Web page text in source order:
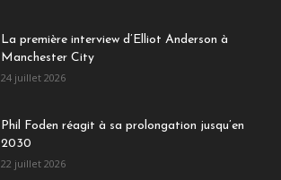
La première interview d’Elliot Anderson à
Manchester City
24 juillet 2026
Phil Foden réagit à sa prolongation jusqu’en
2030
22 juillet 2026